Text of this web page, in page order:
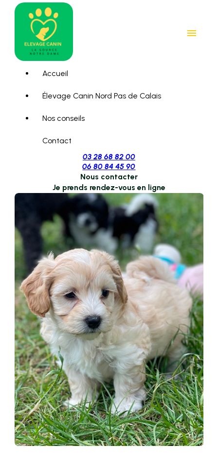
menu
Accueil
Élevage Canin Nord Pas de Calais
Nos conseils
Contact
03 28 68 82 00
06 80 84 45 90
Nous contacter
Je prends rendez-vous en ligne
Panneau de gestion des cookies